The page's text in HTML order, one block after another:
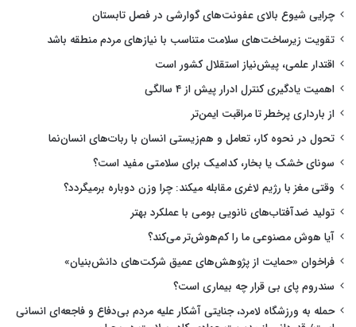
چرایی شیوع بالای عفونت‌های گوارشی در فصل تابستان
تقویت زیرساخت‌های سلامت متناسب با نیازهای مردم منطقه باشد
اقتدار علمی، پیش‌نیاز استقلال کشور است
اهمیت یادگیری کنترل ادرار پیش از ۴ سالگی
از بارداری پرخطر تا مراقبت ایمن‌تر
تحول در نحوه کار، تعامل و هم‌زیستی انسان با ربات‌های انسان‌نما
سونای خشک یا بخار، کدامیک برای سلامتی مفید است؟
وقتی مغز با رژیم لاغری مقابله میکند: چرا وزن دوباره برمیگردد؟
تولید ضدآفتاب‌های نانویی بومی با عملکرد بهتر
آیا هوش مصنوعی ما را کم‌هوش‌تر می‌کند؟
فراخوان «حمایت از پژوهش‌های عمیق شرکت‌های دانش‌بنیان»
سندروم پای بی قرار چه بیماری است؟
حمله به ورزشگاه لامرد، جنایتی آشکار علیه مردم بی‌دفاع و فاجعه‌ای انسانی